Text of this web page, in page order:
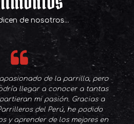
de nosotros...
de la parrilla, pero
llegar a conocer a tantas
mi pasión. Gracias a
del Perú, he podido
y aprender de los mejores en